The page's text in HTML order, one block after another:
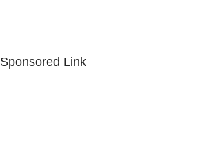
Sponsored Link